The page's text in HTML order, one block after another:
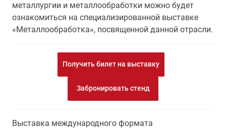
металлургии и металлообработки можно будет
ознакомиться на специализированной выставке
«Металлообработка», посвященной данной отрасли.
Получить билет на выставку
Забронировать стенд
Выставка международного формата